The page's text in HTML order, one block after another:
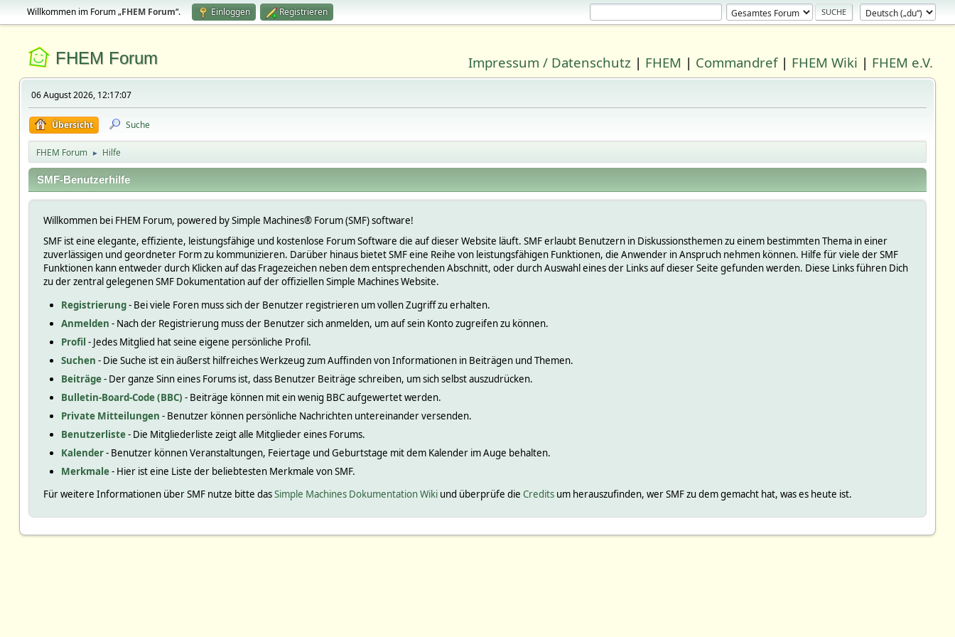
Willkommen im Forum „FHEM Forum“. Einloggen Registrieren
FHEM Forum Impressum / Datenschutz | FHEM | Commandref| FHEM Wiki | FHEM e.V.
06 August 2026, 12:17:07
Übersicht Suche
FHEM Forum ► Hilfe
SMF-Benutzerhilfe
Willkommen bei FHEM Forum, powered by Simple Machines® Forum (SMF) software!
SMF ist eine elegante, effiziente, leistungsfähige und kostenlose Forum Software die auf dieser Website läuft. SMF erlaubt Benutzern in Diskussionsthemen zu einem bestimmten Thema in einer
zuverlässigen und geordneter Form zu kommunizieren. Darüber hinaus bietet SMF eine Reihe von leistungsfähigen Funktionen, die Anwender in Anspruch nehmen können. Hilfe für viele der SMF
Funktionen kann entweder durch Klicken auf das Fragezeichen neben dem entsprechenden Abschnitt, oder durch Auswahl eines der Links auf dieser Seite gefunden werden. Diese Links führen Dich
zu der zentral gelegenen SMF Dokumentation auf der offiziellen Simple Machines Website.
Registrierung- Bei viele Foren muss sich der Benutzer registrieren um vollen Zugriff zu erhalten.
Anmelden - Nach der Registrierung muss der Benutzer sich anmelden, um auf sein Konto zugreifen zu können.
Profil - Jedes Mitglied hat seine eigene persönliche Profil.
Suchen - Die Suche ist ein äußerst hilfreiches Werkzeug zum Auffinden von Informationen in Beiträgen und Themen.
Beiträge- Der ganze Sinn eines Forums ist, dass Benutzer Beiträge schreiben, um sich selbst auszudrücken.
Bulletin-Board-Code (BBC) - Beiträge können mit ein wenig BBC aufgewertet werden.
Private Mitteilungen - Benutzer können persönliche Nachrichten untereinander versenden.
Benutzerliste- Die Mitgliederliste zeigt alle Mitglieder eines Forums.
Kalender- Benutzer können Veranstaltungen, Feiertage und Geburtstage mit dem Kalender im Auge behalten.
Merkmale- Hier ist eine Liste der beliebtesten Merkmale von SMF.
Für weitere Informationen über SMF nutze bitte dasSimple Machines Dokumentation Wikiund überprüfe die Creditsum herauszufinden, wer SMF zu dem gemacht hat, was es heute ist.